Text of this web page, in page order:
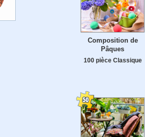
Composition de
Pâques
100 pièce Classique